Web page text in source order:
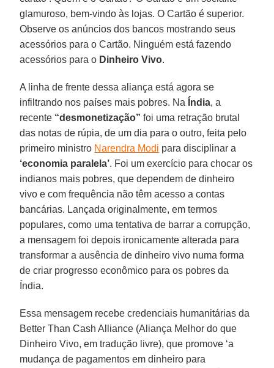
glamuroso, bem-vindo às lojas. O Cartão é superior.
Observe os anúncios dos bancos mostrando seus
acessórios para o Cartão. Ninguém está fazendo
acessórios para o Dinheiro Vivo.
A linha de frente dessa aliança está agora se
infiltrando nos países mais pobres. Na Índia, a
recente “desmonetização” foi uma retração brutal
das notas de rúpia, de um dia para o outro, feita pelo
primeiro ministro Narendra Modi para disciplinar a
‘economia paralela’. Foi um exercício para chocar os
indianos mais pobres, que dependem de dinheiro
vivo e com frequência não têm acesso a contas
bancárias. Lançada originalmente, em termos
populares, como uma tentativa de barrar a corrupção,
a mensagem foi depois ironicamente alterada para
transformar a ausência de dinheiro vivo numa forma
de criar progresso econômico para os pobres da
Índia.
Essa mensagem recebe credenciais humanitárias da
Better Than Cash Alliance (Aliança Melhor do que
Dinheiro Vivo, em tradução livre), que promove ‘a
mudança de pagamentos em dinheiro para